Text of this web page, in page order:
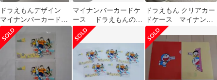
ドラえもんデザイン
マイナンバーカードケ
ース5枚
マイナンバーカードケ
ース ドラえもんのイ
ラスト 4枚(同じ柄)
ドラえもん クリアカー
ドケース マイナンバ
ーカードケース